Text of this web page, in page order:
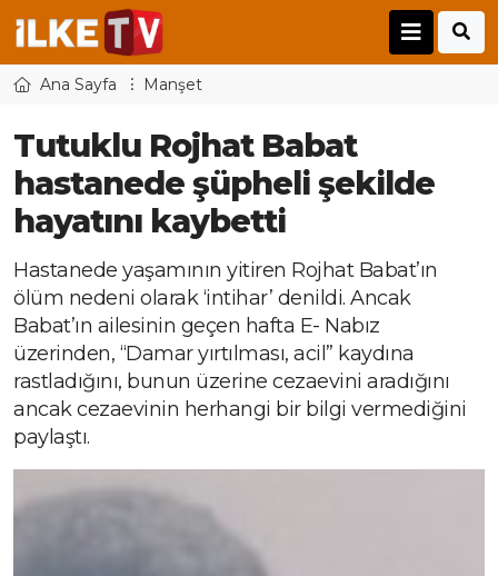
Ana Sayfa Manşet
Tutuklu Rojhat Babat
hastanede şüpheli şekilde
hayatını kaybetti
Hastanede yaşamının yitiren Rojhat Babat’ın
ölüm nedeni olarak ‘intihar’ denildi. Ancak
Babat’ın ailesinin geçen hafta E- Nabız
üzerinden, “Damar yırtılması, acil” kaydına
rastladığını, bunun üzerine cezaevini aradığını
ancak cezaevinin herhangi bir bilgi vermediğini
paylaştı.